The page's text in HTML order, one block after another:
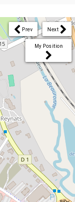
Next
Prev
My Position